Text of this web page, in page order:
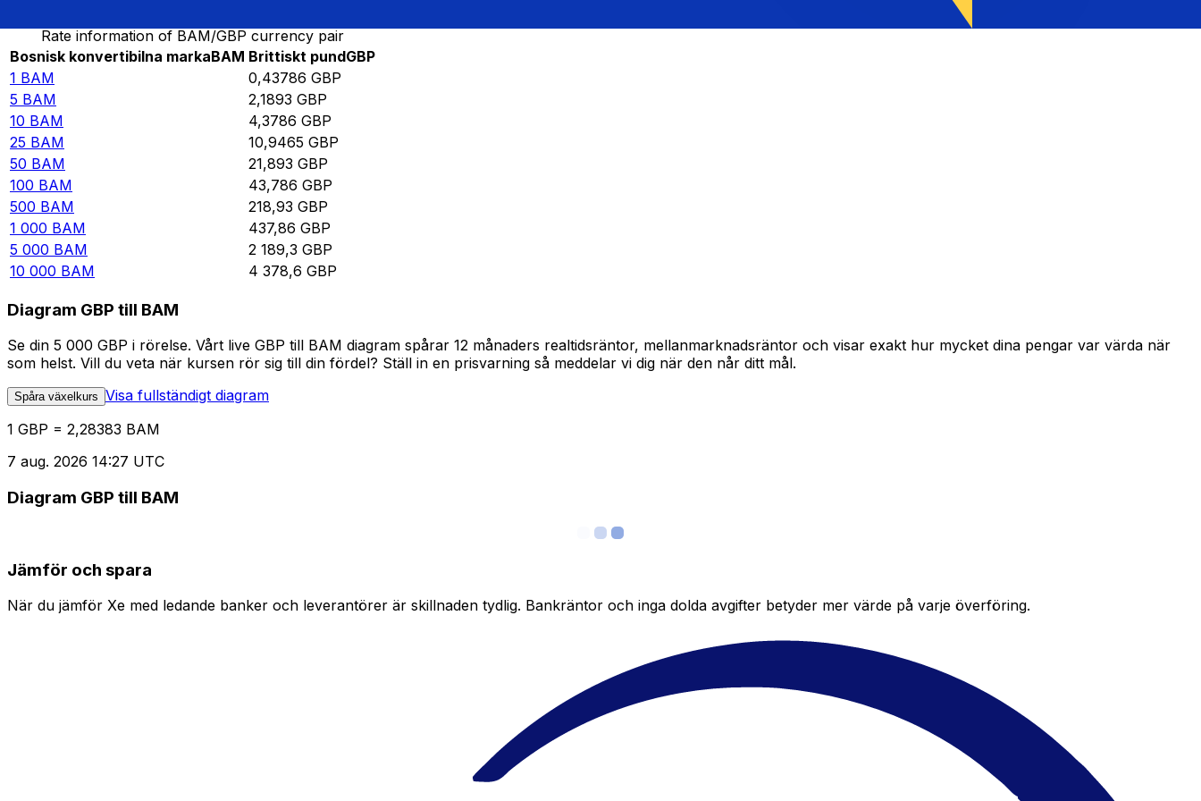
Rate information of BAM/GBP currency pair
Bosnisk konvertibilna markaBAM Brittiskt pundGBP
1 BAM 0,43786 GBP
5 BAM 2,1893 GBP
10 BAM 4,3786 GBP
25 BAM 10,9465 GBP
50 BAM 21,893 GBP
100 BAM 43,786 GBP
500 BAM 218,93 GBP
1 000 BAM 437,86 GBP
5 000 BAM 2 189,3 GBP
10 000 BAM 4 378,6 GBP
Diagram GBP till BAM
Se din 5 000 GBP i rörelse. Vårt live GBP till BAM diagram spårar 12 månaders realtidsräntor, mellanmarknadsräntor och visar exakt hur mycket dina pengar var värda när
som helst. Vill du veta när kursen rör sig till din fördel? Ställ in en prisvarning så meddelar vi dig när den når ditt mål.
Spåra växelkurs Visa fullständigt diagram
1 GBP = 2,28383 BAM
7 aug. 2026 14:27 UTC
Diagram GBP till BAM
Jämför och spara
När du jämför Xe med ledande banker och leverantörer är skillnaden tydlig. Bankräntor och inga dolda avgifter betyder mer värde på varje överföring.